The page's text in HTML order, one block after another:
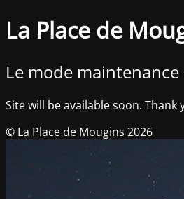
La Place de
Le mode
Site will be available soon.
© La Place de Mougins 2026